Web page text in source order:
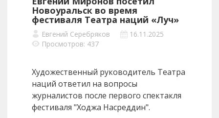
Новоуральск во время
фестиваля Театра наций «Луч»
Евгений Серебряков
16.11.2025
Просмотров: 437
Художественный руководитель Театра
наций ответил на вопросы
журналистов после первого спектакля
фестиваля "Ходжа Насреддин".